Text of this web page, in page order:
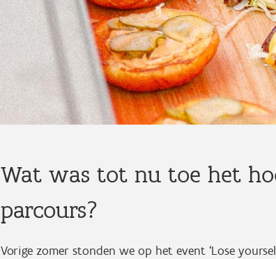
Wat was tot nu toe het
parcours?
Vorige zomer stonden we op het event ‘Lose